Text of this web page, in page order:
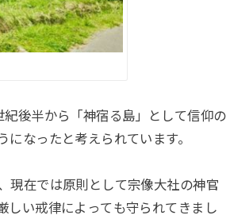
後半から「神宿る島」として信仰の
なったと考えられています。
現在では原則として宗像大社の神官
しい戒律によっても守られてきまし